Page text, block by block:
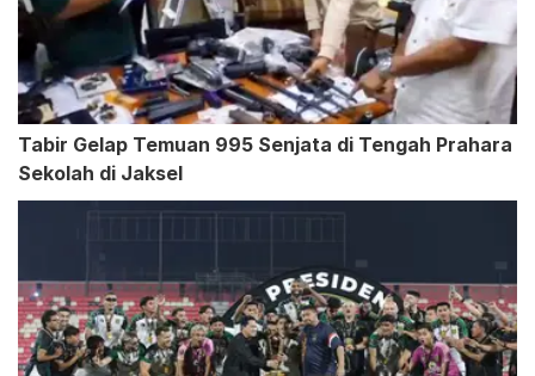
Tabir Gelap Temuan 995 Senjata di Tengah Prahara
Sekolah di Jaksel